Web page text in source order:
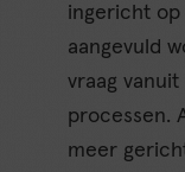
ingericht op
aangevuld
vraag
processen.
meer